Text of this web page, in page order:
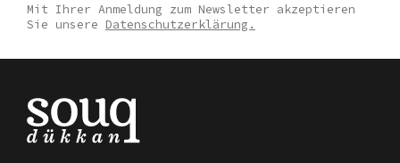
Mit Ihrer Anmeldung zum Newsletter akzeptieren
Sie unsere Datenschutzerklärung.